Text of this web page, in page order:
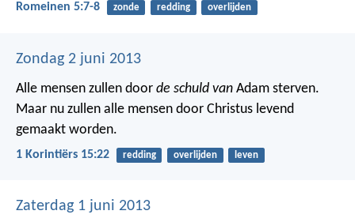
Romeinen 5:7-8 zonde redding overlijden
Zondag 2 juni 2013
Alle mensen zullen door de schuld van Adam sterven.
Maar nu zullen alle mensen door Christus levend
gemaakt worden.
1 Korintiërs 15:22 redding overlijden leven
Zaterdag 1 juni 2013